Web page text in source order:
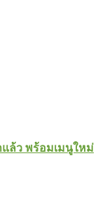
แล้ว พร้อมเมนูใหม่